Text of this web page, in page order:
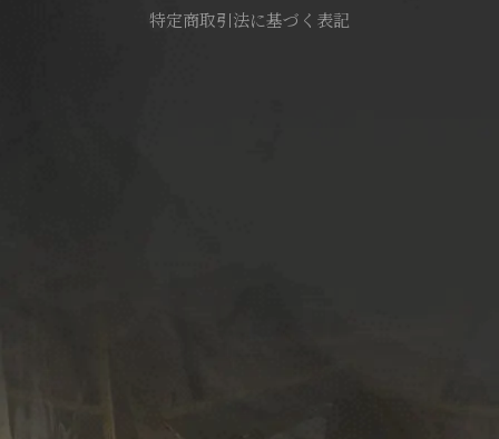
特定商取引法に基づく表記